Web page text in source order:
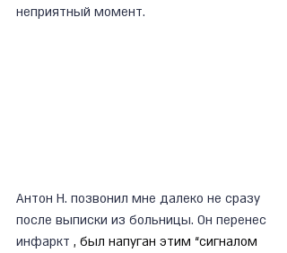
неприятный момент.
Антон Н. позвонил мне далеко не сразу
после выписки из больницы. Он перенес
инфаркт , был напуган этим “сигналом